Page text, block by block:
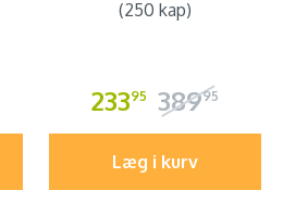
(250 kap)
23395 38995
Læg i kurv